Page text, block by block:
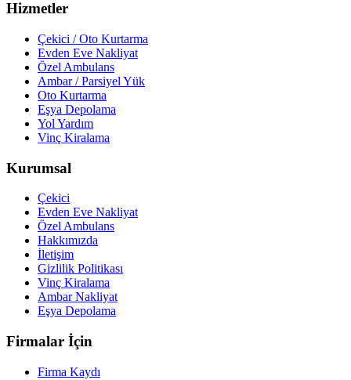
Hizmetler
Çekici / Oto Kurtarma
Evden Eve Nakliyat
Özel Ambulans
Ambar / Parsiyel Yük
Oto Kurtarma
Eşya Depolama
Yol Yardım
Vinç Kiralama
Kurumsal
Çekici
Evden Eve Nakliyat
Özel Ambulans
Hakkımızda
İletişim
Gizlilik Politikası
Vinç Kiralama
Ambar Nakliyat
Eşya Depolama
Firmalar İçin
Firma Kaydı